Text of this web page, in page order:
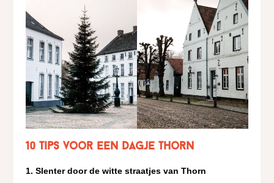
10 Tips voor een dagje Thorn
1. Slenter door de witte straatjes van Thorn